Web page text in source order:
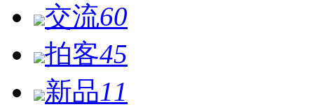
交流60
拍客45
新品11